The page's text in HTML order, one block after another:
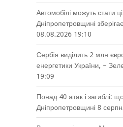
Автомобілі можуть стати
Дніпропетровщині
08.08.2026 19:10
Сербія виділить 2 млн
енергетики України, –
19:09
Понад 40 атак і загиблі:
Дніпропетровщині 8